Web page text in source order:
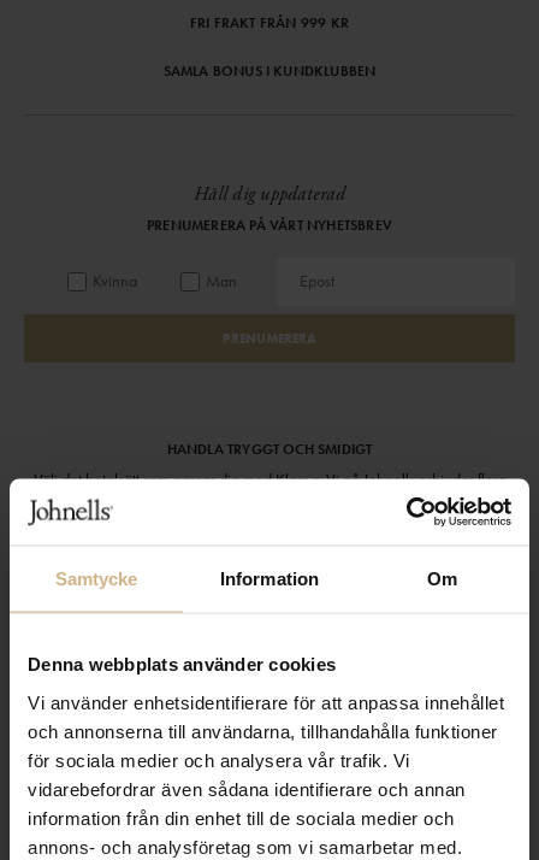
Samtycke Information Om
Denna webbplats använder cookies
Vi använder enhetsidentifierare för att anpassa innehållet
och annonserna till användarna, tillhandahålla funktioner
för sociala medier och analysera vår trafik. Vi
vidarebefordrar även sådana identifierare och annan
information från din enhet till de sociala medier och
annons- och analysföretag som vi samarbetar med.
FRI FRAKT FRÅN 999 KR
SAMLA BONUS I KUNDKLUBBEN
Håll dig uppdaterad
PRENUMERERA PÅ VÅRT NYHETSBREV
Kvinna Man
PRENUMERERA
HANDLA TRYGGT OCH SMIDIGT
Välj det betalsätt som passar dig med Klarna. Vi på Johnells erbjuder flera
bekväma fraktalternativ; utlämningsställe, hemleverans och paketskåp. Du
får alltid med en fraktsedel i ditt paket för smidiga returer och byten!
KUNDSERVICE OM JOHNELLS